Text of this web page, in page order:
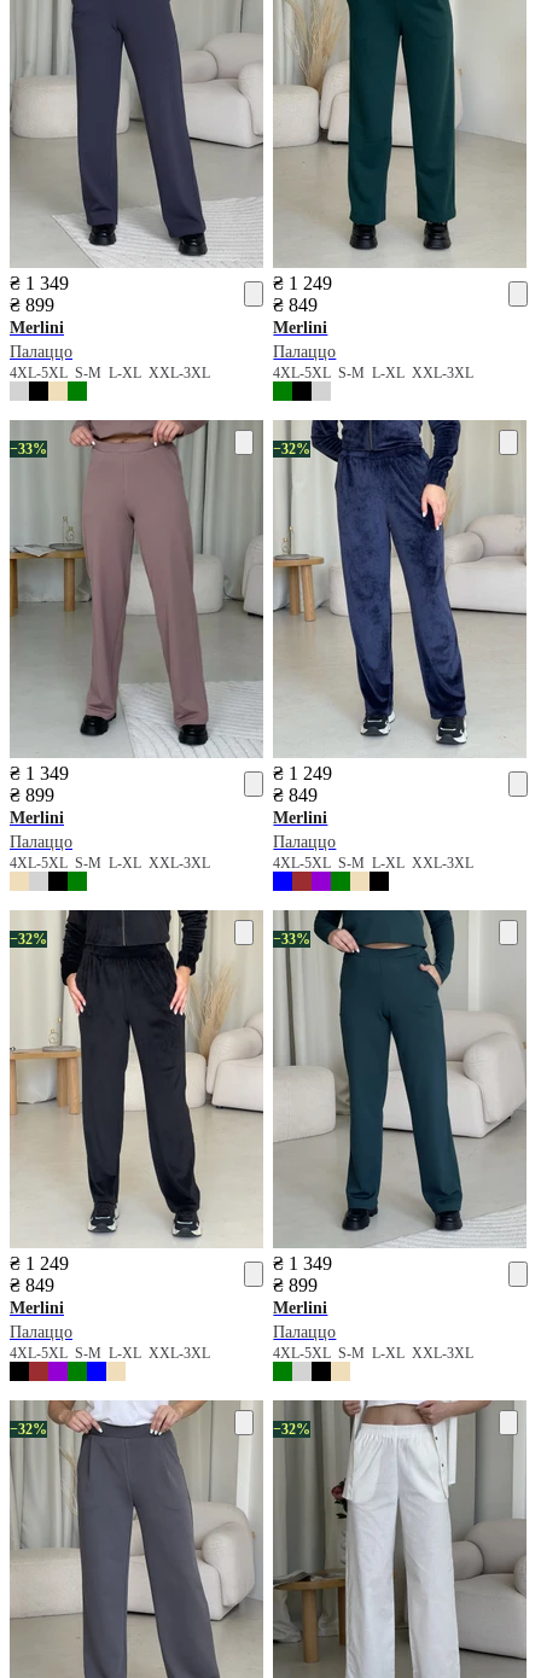
₴ 1 349
₴ 899
Merlini
Палаццо
4XL-5XL S-M L-XL XXL-3XL
₴ 1 249
₴ 849
Merlini
Палаццо
4XL-5XLS-ML-XLXXL-3XL
−33%
₴ 1 349
₴ 899
Merlini
Палаццо
4XL-5XL S-M L-XL XXL-3XL
−32%
₴ 1 249
₴ 849
Merlini
Палаццо
4XL-5XLS-ML-XLXXL-3XL
−32%
₴ 1 249
₴ 849
Merlini
Палаццо
4XL-5XL S-M L-XL XXL-3XL
−33%
₴ 1 349
₴ 899
Merlini
Палаццо
4XL-5XLS-ML-XLXXL-3XL
−32% −32%